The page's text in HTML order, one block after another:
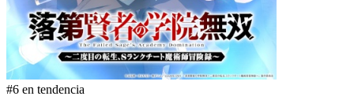
#6 en tendencia